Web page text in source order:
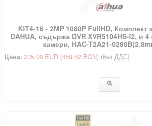
KIT4-16 - 2MP 1080P FullHD, Комплект
DAHUA, съдържа DVR XVR5104HS-I2, и
камери, HAC-T2A21-
Цена: 235.00 EUR (459.62 BGN) (без ДДС)